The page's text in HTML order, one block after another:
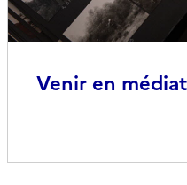
Venir en